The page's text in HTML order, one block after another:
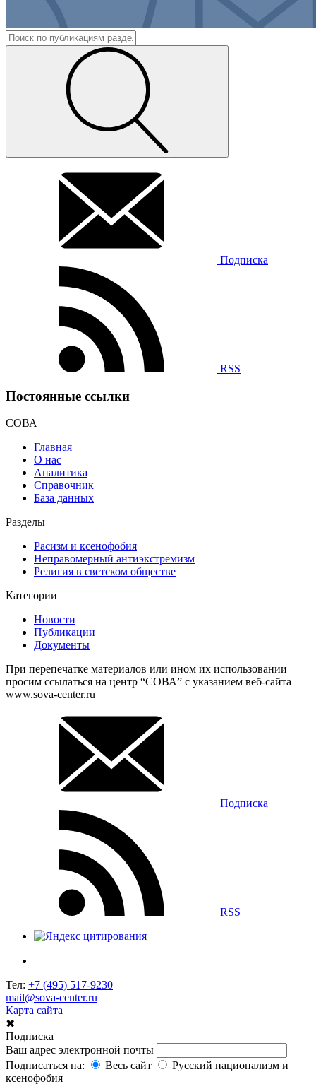
Подписка
RSS
Постоянные ссылки
СОВА
Главная
О нас
Аналитика
Справочник
База данных
Разделы
Расизм и ксенофобия
Неправомерный антиэкстремизм
Религия в светском обществе
Категории
Новости
Публикации
Документы
При перепечатке материалов или ином их использовании
просим ссылаться на центр “СОВА” с указанием веб-сайта
www.sova-center.ru
Подписка
RSS
Тел: +7 (495) 517-9230
mail@sova-center.ru
Карта сайта
✖
Подписка
Ваш адрес электронной почты
Подписаться на:
Весь сайт
Русский национализм и
ксенофобия